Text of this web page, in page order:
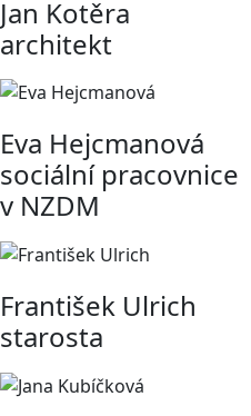
Jan Kotěra
architekt
Eva Hejcmanová
sociální pracovnice
v NZDM
František Ulrich
starosta